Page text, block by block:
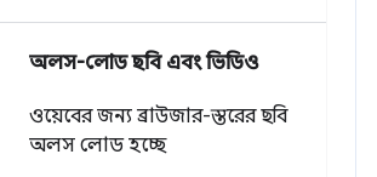
অলস-লোড ছবি এবং ভিডিও
ওয়েবের জন্য ব্রাউজার-স্তরের ছবি
অলস লোড হচ্ছে